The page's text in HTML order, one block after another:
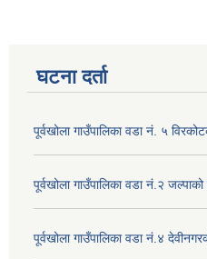
घटना दर्ता
पूर्वखोला गाउँपालिका वडा नं. ५
पूर्वखोला गाउँपालिका वडा नं.२ जल्पाको
पूर्वखोला गाउँपालिका वडा नं.४